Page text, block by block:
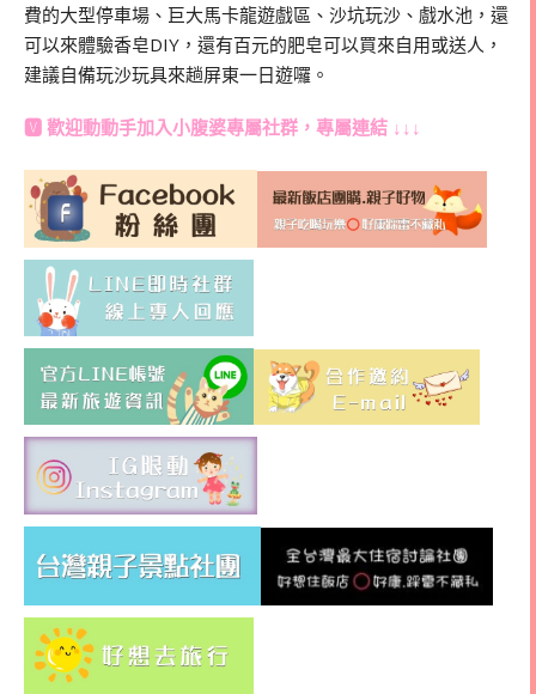
費的大型停車場、巨大馬卡龍遊戲區、沙坑玩沙、戲水池，還
可以來體驗香皂DIY，還有百元的肥皂可以買來自用或送人，
建議自備玩沙玩具來趟屏東一日遊囉。
🆅 歡迎動動手加入小腹婆專屬社群 ，專屬連結 ↓↓↓